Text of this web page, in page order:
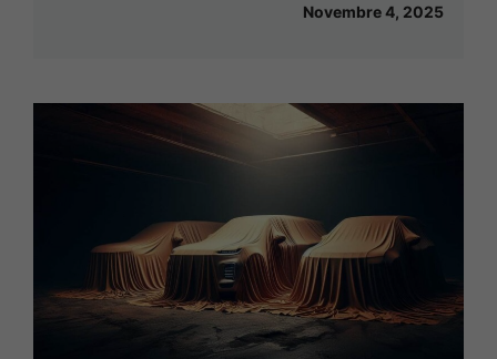
Novembre 4, 2025